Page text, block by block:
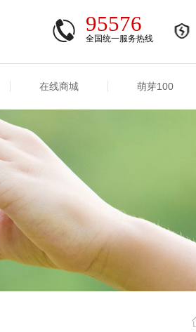
95576
全国统一服务热线
公司基本信息
合作机构
互联网产品信息
保全和理赔
客户服务及消费者投诉
经营变化情况
其他信息
在线商城 萌芽100